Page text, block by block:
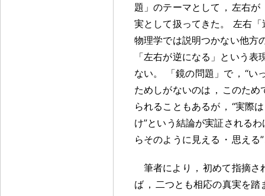
題」のテーマとして ， 左右が
実として扱ってきた 。
左右「
物理学では説明つかない他方
「左右が逆になる」という表
ない。 「鏡の問題」で ， “い
ためしがないのは ， このため
られることもあるが ， “実際
け”という結論が実証される
らそのように見える ・ 思える
筆者により ， 初めて指摘さ
ば ， 二つとも相応の真実を